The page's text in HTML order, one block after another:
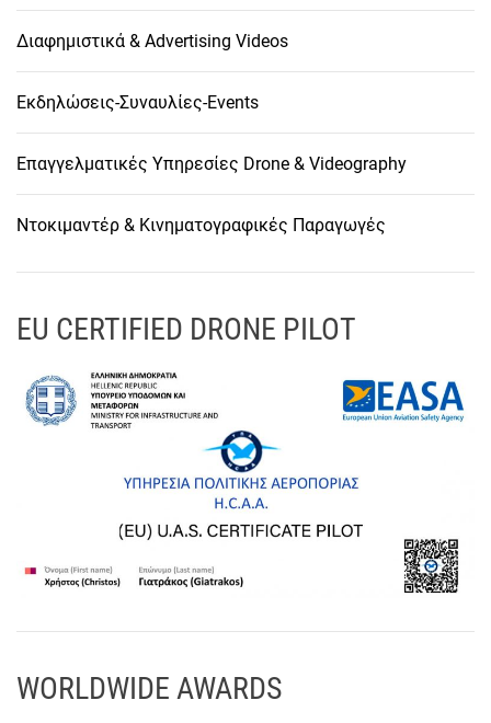
Διαφημιστικά & Advertising Videos
Εκδηλώσεις-Συναυλίες-Events
Επαγγελματικές Υπηρεσίες Drone & Videography
Ντοκιμαντέρ & Κινηματογραφικές Παραγωγές
EU CERTIFIED DRONE PILOT
WORLDWIDE AWARDS